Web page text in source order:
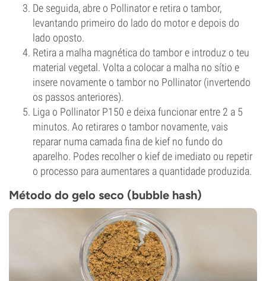
De seguida, abre o Pollinator e retira o tambor,
levantando primeiro do lado do motor e depois do
lado oposto.
Retira a malha magnética do tambor e introduz o teu
material vegetal. Volta a colocar a malha no sítio e
insere novamente o tambor no Pollinator (invertendo
os passos anteriores).
Liga o Pollinator P150 e deixa funcionar entre 2 a 5
minutos. Ao retirares o tambor novamente, vais
reparar numa camada fina de kief no fundo do
aparelho. Podes recolher o kief de imediato ou repetir
o processo para aumentares a quantidade produzida.
Método do gelo seco (bubble hash)